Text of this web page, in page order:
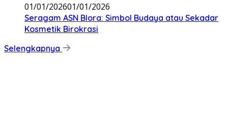
01/01/202601/01/2026
‎Seragam ASN Blora: Simbol Budaya atau Sekadar
Kosmetik Birokrasi
Selengkapnya